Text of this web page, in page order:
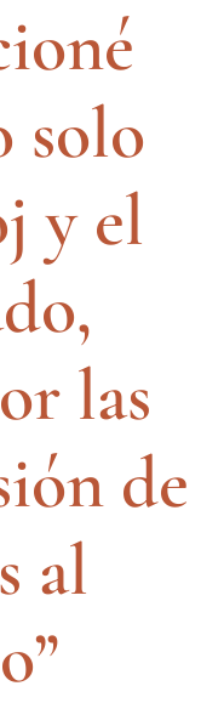
solo
y el
las
de
al